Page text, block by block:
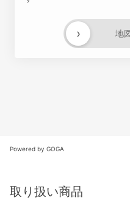
地
›
Powered by GOGA
取り扱い商品